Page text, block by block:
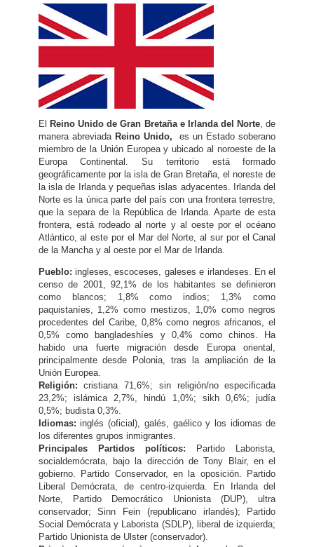
El Reino Unido de Gran Bretaña e Irlanda del Norte, de
manera abreviada Reino Unido, es un Estado soberano
miembro de la Unión Europea y ubicado al noroeste de la
Europa Continental. Su territorio está formado
geográficamente por la isla de Gran Bretaña, el noreste de
la isla de Irlanda y pequeñas islas adyacentes. Irlanda del
Norte es la única parte del país con una frontera terrestre,
que la separa de la República de Irlanda. Aparte de esta
frontera, está rodeado al norte y al oeste por el océano
Atlántico, al este por el Mar del Norte, al sur por el Canal
de la Mancha y al oeste por el Mar de Irlanda.
Pueblo: ingleses, escoceses, galeses e irlandeses. En el
censo de 2001, 92,1% de los habitantes se definieron
como blancos; 1,8% como indios; 1,3% como
paquistaníes, 1,2% como mestizos, 1,0% como negros
procedentes del Caribe, 0,8% como negros africanos, el
0,5% como bangladeshíes y 0,4% como chinos. Ha
habido una fuerte migración desde Europa oriental,
principalmente desde Polonia, tras la ampliación de la
Unión Europea.
Religión: cristiana 71,6%; sin religión/no especificada
23,2%; islámica 2,7%, hindú 1,0%; sikh 0,6%; judía
0,5%; budista 0,3%.
Idiomas:inglés (oficial), galés, gaélico y los idiomas de
los diferentes grupos inmigrantes.
Principales Partidos políticos:
Partido Laborista,
socialdemócrata, bajo la dirección de Tony Blair, en el
gobierno. Partido Conservador, en la oposición. Partido
Liberal Demócrata, de centro-izquierda. En Irlanda del
Norte, Partido Democrático Unionista (DUP), ultra
conservador; Sinn Fein (republicano irlandés); Partido
Social Demócrata y Laborista (SDLP), liberal de izquierda;
Partido Unionista de Ulster (conservador).